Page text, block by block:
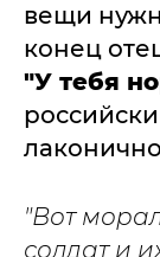
вещи
конец
"У тебя
"Вот
солдат и